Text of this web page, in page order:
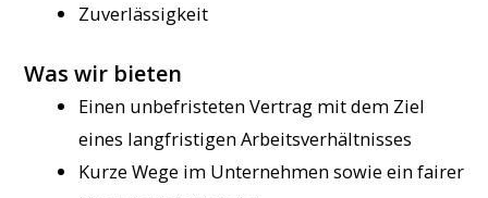
Zuverlässigkeit
Was wir bieten
Einen unbefristeten Vertrag mit dem Ziel
eines langfristigen Arbeitsverhältnisses
Kurze Wege im Unternehmen sowie ein fairer